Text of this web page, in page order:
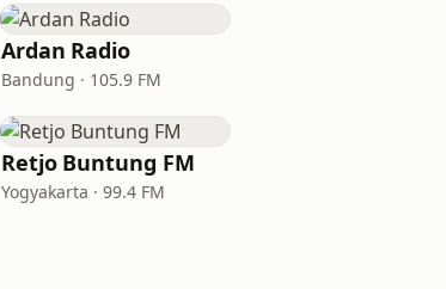
Ardan Radio
Bandung · 105.9 FM
Retjo Buntung FM
Yogyakarta · 99.4 FM